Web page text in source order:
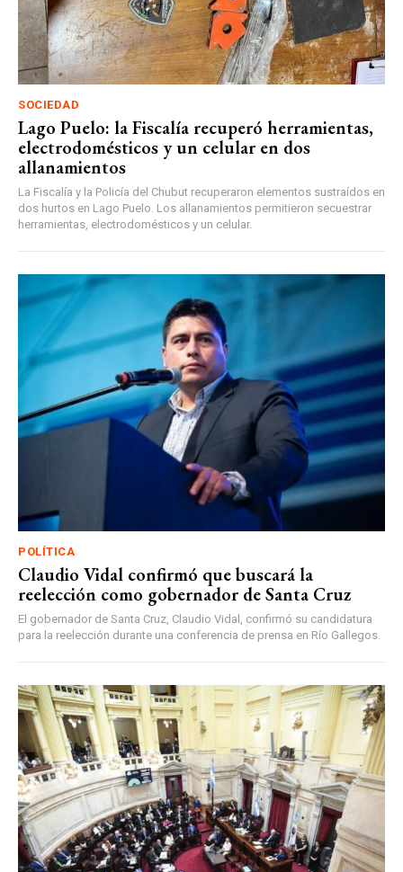
SOCIEDAD
Lago Puelo: la Fiscalía recuperó herramientas,
electrodomésticos y un celular en dos
allanamientos
La Fiscalía y la Policía del Chubut recuperaron elementos sustraídos en
dos hurtos en Lago Puelo. Los allanamientos permitieron secuestrar
herramientas, electrodomésticos y un celular.
POLÍTICA
Claudio Vidal confirmó que buscará la
reelección como gobernador de Santa Cruz
El gobernador de Santa Cruz, Claudio Vidal, confirmó su candidatura
para la reelección durante una conferencia de prensa en Río Gallegos.